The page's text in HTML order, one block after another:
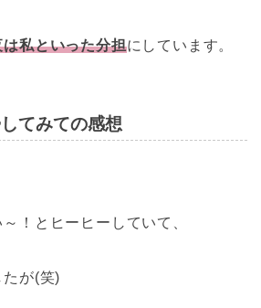
私といった分担にしています。
てみての感想
！とヒーヒーしていて、
が(笑)